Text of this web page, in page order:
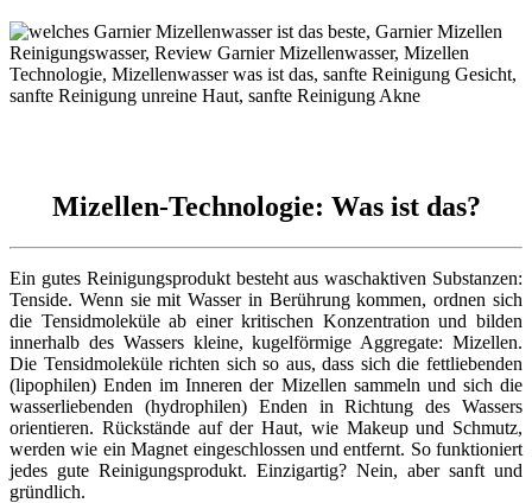
Mizellen-Technologie: Was ist das?
Ein gutes Reinigungsprodukt besteht aus waschaktiven Substanzen:
Tenside. Wenn sie mit Wasser in Berührung kommen, ordnen sich
die Tensidmoleküle ab einer kritischen Konzentration und bilden
innerhalb des Wassers kleine, kugelförmige Aggregate: Mizellen.
Die Tensidmoleküle richten sich so aus, dass sich die fettliebenden
(lipophilen) Enden im Inneren der Mizellen sammeln und sich die
wasserliebenden (hydrophilen) Enden in Richtung des Wassers
orientieren. Rückstände auf der Haut, wie Makeup und Schmutz,
werden wie ein Magnet eingeschlossen und entfernt. So funktioniert
jedes gute Reinigungsprodukt. Einzigartig? Nein, aber sanft und
gründlich.